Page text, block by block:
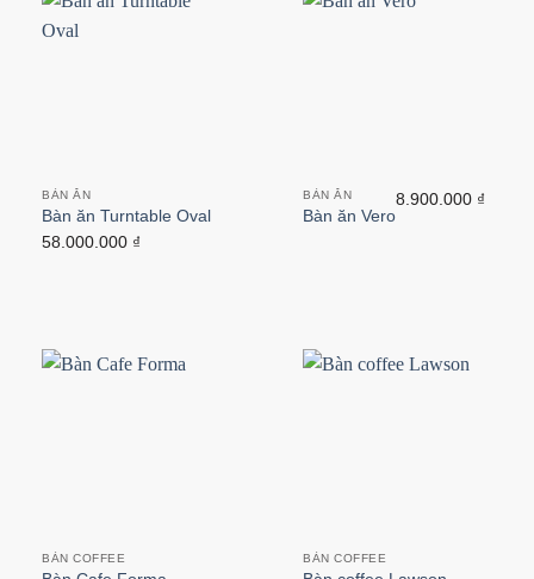
BÀN ĂN
Bàn ăn Turntable Oval
58.000.000 ₫
BÀN ĂN
Bàn ăn Vero
8.900.000 ₫
BÀN COFFEE BÀN COFFEE